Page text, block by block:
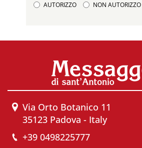
AUTORIZZO NON AUTORIZZO
Via Orto Botanico 11
35123 Padova - Italy
+39 0498225777